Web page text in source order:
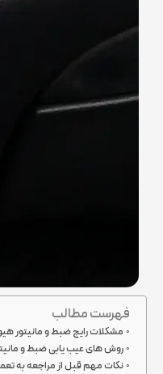
فهرست مطالب
مشکلات رایج ضبط و مانیتور
روش های عیب یابی ضبط و
نکات مهم قبل از مراجعه به